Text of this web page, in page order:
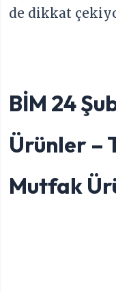
de dikkat
BİM 24
Ürünler –
Mutfak